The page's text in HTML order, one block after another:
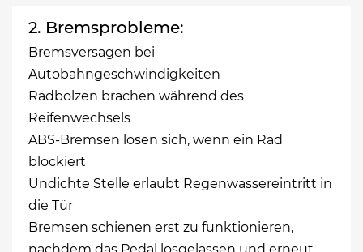
2. Bremsprobleme:
Bremsversagen bei
Autobahngeschwindigkeiten
Radbolzen brachen während des
Reifenwechsels
ABS-Bremsen lösen sich, wenn ein Rad
blockiert
Undichte Stelle erlaubt Regenwassereintritt in
die Tür
Bremsen schienen erst zu funktionieren,
nachdem das Pedal losgelassen und erneut